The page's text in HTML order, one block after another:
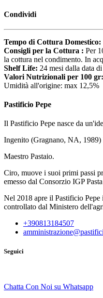
Condividi
Tempo di Cottura Domestico:
Consigli per la Cottura : Per
la cottura nel condimento. In
Shelf Life: 24 mesi dalla data
Valori Nutrizionali per 100 gr:
Umidità all'origine: max 12,5%
Pastificio Pepe
Il Pastificio Pepe nasce da
Ingenito (Gragnano, NA,
Maestro Pastaio.
Ciro, muove i suoi primi passi
emesso dal Consorzio IGP
Nel 2018 apre il Pastificio
controllato dal Ministero
+390813184507
Seguici
Chatta Con Noi su Whatsapp